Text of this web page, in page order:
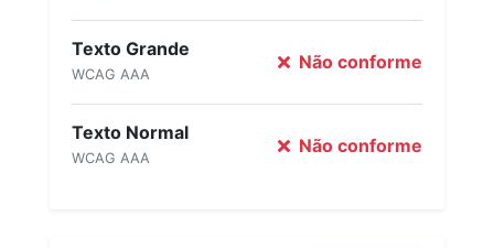
Texto Grande
WCAG AAA
Não conforme
Texto Normal
WCAG AAA
Não conforme